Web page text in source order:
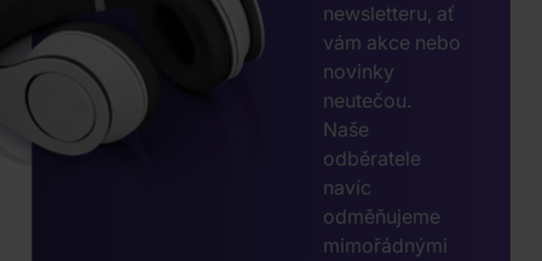
newsletteru, ať
vám akce nebo
novinky
neutečou.
Naše
odběratele
navíc
odměňujeme
mimořádnými